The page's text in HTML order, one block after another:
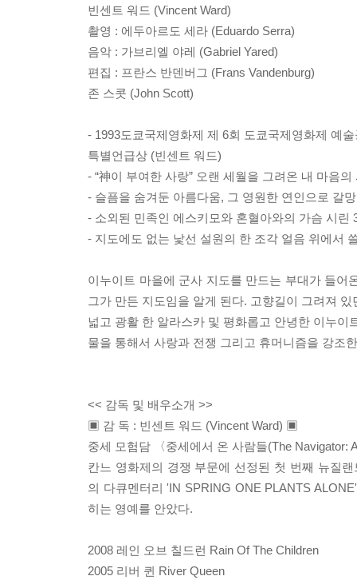
빈센트 워드 (Vincent Ward)
촬영 : 에두아르도 세라 (Eduardo Serra)
음악 : 가브리엘 야레 (Gabriel Yared)
편집 : 프란스 반덴버그 (Frans Vandenburg)
존 스콧 (John Scott)
- 1993도쿄국제영화제 제 6회 도쿄국제영화제 예
특별언급상 (빈센트 워드)
- “神이 부여한 사랑” 오랜 세월을 그려온 내 마음의
- 슬픔을 숨겨둔 아름다움, 그 영원한 연인으로 갈
- 소외된 민족인 에스키모와 혼혈아와의 가슴 시린
- 지도에도 없는 낯선 설원의 한 조각 얼음 위에서
이누이트 마을에 군사 지도를 만드는 부대가 들
그가 만든 지도임을 알게 된다. 고향길이 그려져
넓고 광활 한 알라스카 및 평화롭고 안녕한 이누
물을 통해서 사랑과 전쟁 그리고 휴머니즘을 강조
<< 감독 및 배우소개 >>
▣ 감 독 : 빈센트 워드 (Vincent Ward) ▣
중세 모험담 〈중세에서 온 사람들(The
칸느 영화제의 경쟁 부문에 선정된 첫 번째 뉴질
의 다큐멘터리 'IN SPRING ONE PLANTS
히는 영예를 안았다.
2008 레인 오브 칠드런 Rain Of The Children
2005 리버 퀸 River Queen